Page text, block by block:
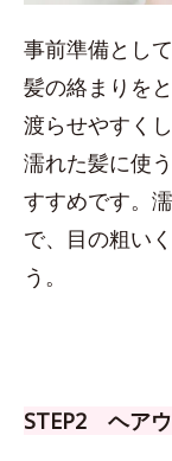
事前準備とし
髪の絡まりを
渡らせやすくし
濡れた髪に使
すすめです。
で、目の粗い
う。
STEP2 ヘア